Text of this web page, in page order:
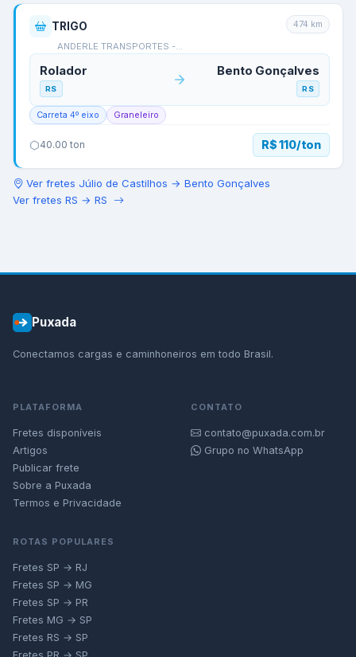
TRIGO
ANDERLE TRANSPORTES -…
474 km
Rolador
RS
Bento Gonçalves
RS
Carreta 4º eixo Graneleiro
40.00 ton R$ 110/ton
Ver fretes Júlio de Castilhos → Bento Gonçalves
Ver fretes RS → RS
Puxada
Conectamos cargas e caminhoneiros em todo Brasil.
PLATAFORMA
Fretes disponíveis
Artigos
Publicar frete
Sobre a Puxada
Termos e Privacidade
CONTATO
contato@puxada.com.br
Grupo no WhatsApp
ROTAS POPULARES
Fretes SP → RJ
Fretes SP → MG
Fretes SP → PR
Fretes MG → SP
Fretes RS → SP